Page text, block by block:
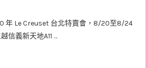
年 Le Creuset 台北特賣會，8/20至8/24
信義新天地A11 …